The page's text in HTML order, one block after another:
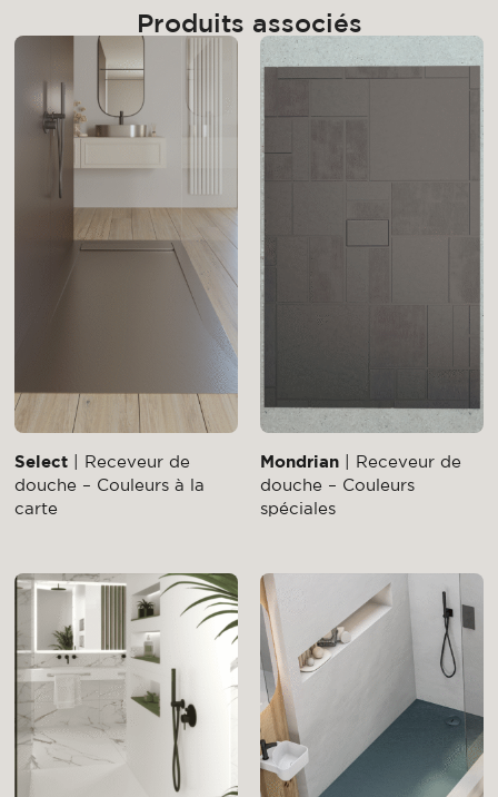
Produits associés
Select | Receveur de
douche – Couleurs à la
carte
Mondrian | Receveur de
douche – Couleurs
spéciales